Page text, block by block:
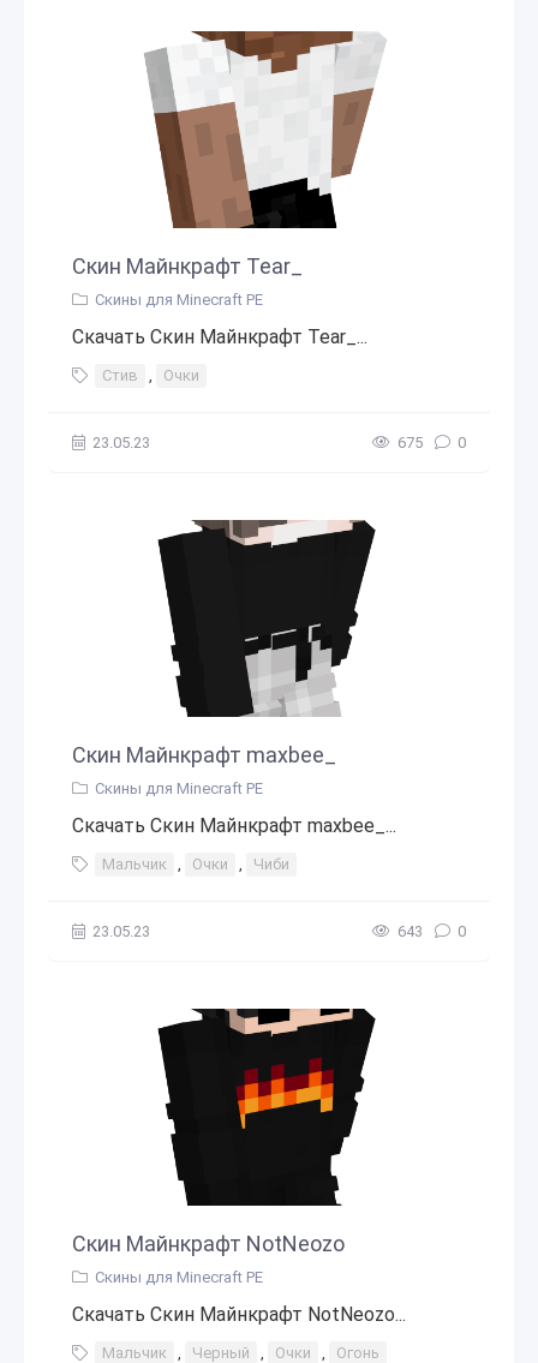
Скин Майнкрафт Tear_
Скины для Minecraft PE
Скачать Скин Майнкрафт Tear_...
Стив , Очки
23.05.23 675 0
Скин Майнкрафт maxbee_
Скины для Minecraft PE
Скачать Скин Майнкрафт maxbee_...
Мальчик , Очки , Чиби
23.05.23 643 0
Скин Майнкрафт NotNeozo
Скины для Minecraft PE
Скачать Скин Майнкрафт NotNeozo...
Мальчик , Черный , Очки , Огонь